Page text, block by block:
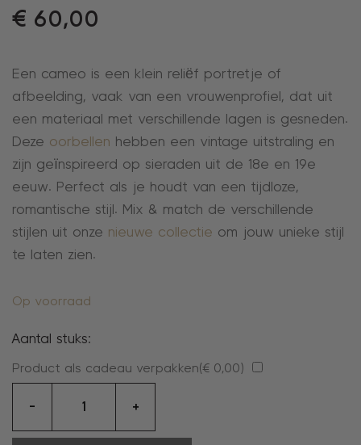
€ 60,00
Een cameo is een klein reliëf portretje of
afbeelding, vaak van een vrouwenprofiel, dat uit
een materiaal met verschillende lagen is gesneden.
Deze oorbellen hebben een vintage uitstraling en
zijn geïnspireerd op sieraden uit de 18e en 19e
eeuw. Perfect als je houdt van een tijdloze,
romantische stijl. Mix & match de verschillende
stijlen uit onze nieuwe collectie om jouw unieke stijl
te laten zien.
Op voorraad
Aantal stuks:
Product als cadeau verpakken(€ 0,00)
-
aantal
+